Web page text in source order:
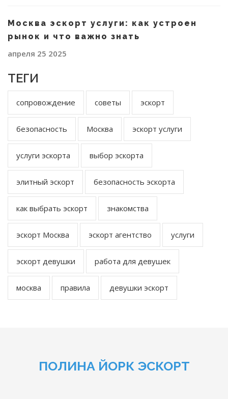
Москва эскорт услуги: как устроен
рынок и что важно знать
апреля 25 2025
ТЕГИ
сопровождение советы эскорт
безопасность Москва эскорт услуги
услуги эскорта выбор эскорта
элитный эскорт безопасность эскорта
как выбрать эскорт знакомства
эскорт Москва эскорт агентство услуги
эскорт девушки работа для девушек
москва правила девушки эскорт
ПОЛИНА ЙОРК ЭСКОРТ